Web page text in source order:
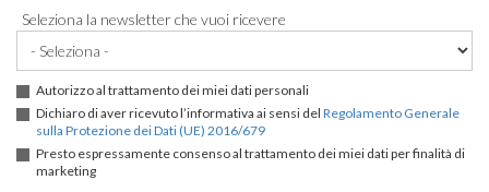
Seleziona la newsletter che vuoi ricevere
Autorizzo al trattamento dei miei dati personali
Dichiaro di aver ricevuto l’informativa ai sensi del Regolamento Generale
sulla Protezione dei Dati (UE) 2016/679
Presto espressamente consenso al trattamento dei miei dati per finalità di
marketing